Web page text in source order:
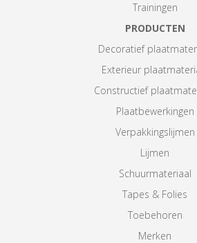
Trainingen
PRODUCTEN
Decoratief
Exterieur
Constructief
Plaatbewerkingen
Verpakkingslijmen
Lijmen
Schuurmateriaal
Tapes & Folies
Toebehoren
Merken